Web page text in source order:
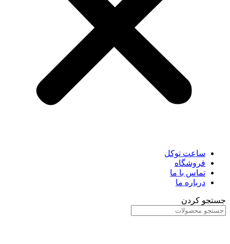
ساعت توکل
فروشگاه
تماس با ما
درباره ما
جستجو کردن